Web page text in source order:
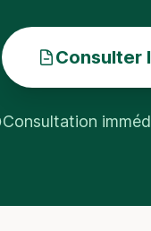
Consulter
Consultation